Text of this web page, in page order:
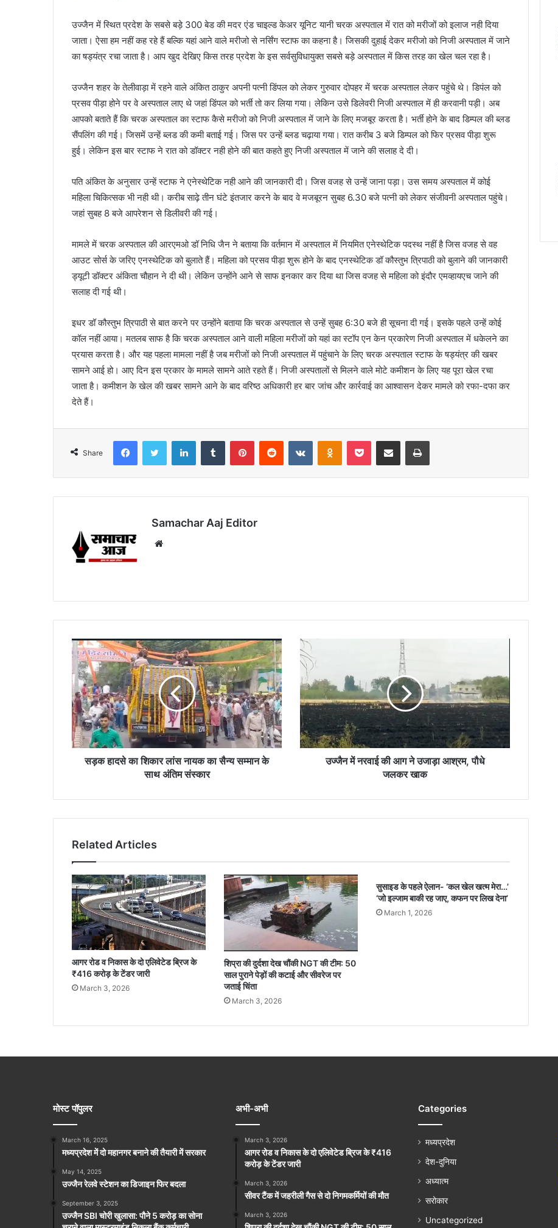
उज्जैन में स्थित प्रदेश के सबसे बड़े 300 बेड की मदर एंड चाइल्ड केअर यूनिट यानी चरक अस्पताल में रात को मरीजों को इलाज नही दिया
जाता। ऐसा हम नहीं कह रहे हैं बल्कि यहां आने वाले मरीजो से नर्सिंग स्टाफ का कहना है। जिसकी दुहाई देकर मरीजो को निजी अस्पताल में जाने
का षड्यंत्र रचा जाता है। आप खुद देखिए किस तरह प्रदेश के इस सर्वसुविधायुक्त सबसे बड़े अस्पताल में किस तरह का खेल चल रहा है।
उज्जैन शहर के तेलीवाड़ा में रहने वाले अंकित ठाकुर अपनी पत्नी डिंपल को लेकर गुरुवार दोपहर में चरक अस्पताल लेकर पहुंचे थे। डिपंल को
प्रसव पीड़ा होने पर वे अस्पताल लाए थे जहां डिंपल को भर्ती तो कर लिया गया। लेकिन उसे डिलेवरी निजी अस्पताल में ही करवानी पड़ी। अब
आपको बताते हैं कि चरक अस्पताल का स्टाफ कैसे मरीजो को निजी अस्पताल में जाने के लिए मजबूर करता है। भर्ती होने के बाद डिम्पल की ब्लड
सैंपलिंग की गई। जिसमें उन्हें ब्लड की कमी बताई गई। जिस पर उन्हें ब्लड चढ़ाया गया। रात करीब 3 बजे डिम्पल को फिर प्रसव पीड़ा शुरू
हुई। लेकिन इस बार स्टाफ ने रात को डॉक्टर नही होने की बात कहते हुए निजी अस्पताल में जाने की सलाह दे दी।
पति अंकित के अनुसार उन्हें स्टाफ ने एनेस्थेटिक नही आने की जानकारी दी। जिस वजह से उन्हें जाना पड़ा। उस समय अस्पताल में कोई
महिला चिकित्सक भी नही थी। करीब साढ़े तीन घंटे इंतजार करने के बाद वे मजबूरन सुबह 6.30 बजे पत्नी को लेकर संजीवनी अस्पताल पहुंचे।
जहां सुबह 8 बजे आपरेशन से डिलीवरी की गई।
मामले में चरक अस्पताल की आरएमओ डॉ निधि जैन ने बताया कि वर्तमान में अस्पताल में नियमित एनेस्थेटिक पदस्थ नहीं है जिस वजह से वह
आउट सोर्स के जरिए एनस्थेटिक को बुलाते हैं। महिला को प्रसव पीड़ा शुरू होने के बाद एनस्थेटिक डॉ कौस्तुभ त्रिपाठी को बुलाने की जानकारी
ड्यूटी डॉक्टर अंकिता चौहान ने दी थी। लेकिन उन्होंने आने से साफ इनकार कर दिया था जिस वजह से महिला को इंदौर एमव्हायएच जाने की
सलाह दी गई थी।
इधर डॉ कौस्तुभ त्रिपाठी से बात करने पर उन्होंने बताया कि चरक अस्पताल से उन्हें सुबह 6:30 बजे ही सूचना दी गई। इसके पहले उन्हें कोई
कॉल नहीं आया। मतलब साफ है कि चरक अस्पताल आने वाली महिला मरीजों को यहां का स्टॉप एन केन प्रकारेण निजी अस्पताल में धकेलने का
प्रयास करता है। और यह पहला मामला नहीं है जब मरीजों को निजी अस्पताल में पहुंचाने के लिए चरक अस्पताल स्टाफ के षड्यंत्र की खबर
सामने आई हो। आए दिन इस प्रकार के मामले सामने आते रहते हैं। निजी अस्पतालों से मिलने वाले मोटे कमीशन के लिए यह पूरा खेल रचा
जाता है। कमीशन के खेल की खबर सामने आने के बाद वरिष्ठ अधिकारी हर बार जांच और कार्रवाई का आश्वासन देकर मामले को रफा-दफा कर
देते हैं।
Share
FacebookTwitter LinkedInTumblr PinterestReddit VKontakteOdnoklassniki
Pocket Share via Email Print
Samachar Aaj Editor
सड़क हादसे का शिकार लांस नायक का सैन्य सम्मान के
साथ अंतिम संस्कार
उज्जैन में नरवाई की आग ने उजाड़ा आश्रम, पौधे
जलकर खाक
Related Articles
आगर रोड व निकास के दो एलिवेटेड ब्रिज के
₹416 करोड़ के टेंडर जारी
March 3, 2026
शिप्रा की दुर्दशा देख चौंकी NGT की टीम: 50
साल पुराने पेड़ों की कटाई और सीवरेज पर
जताई चिंता
March 3, 2026
सुसाइड के पहले ऐलान- ‘कल खेल खत्म मेरा…’
‘जो इल्जाम बाकी रह जाए, कफन पर लिख देना’
March 1, 2026
मोस्ट पॉपुलर
March 16, 2025
मध्यप्रदेश में दो महानगर बनाने की तैयारी में सरकार
May 14, 2025
उज्जैन रेलवे स्टेशन का डिजाइन फिर बदला
September 3, 2025
उज्जैन SBI चोरी खुलासा: पौने 5 करोड़ का सोना
अभी-अभी
March 3, 2026
आगर रोड व निकास के दो एलिवेटेड ब्रिज के ₹416
करोड़ के टेंडर जारी
March 3, 2026
सीवर टैंक में जहरीली गैस से दो निगमकर्मियों की मौत
March 3, 2026
Categories
मध्यप्रदेश
देश-दुनिया
अध्यात्म
सरोकार
Uncategorized